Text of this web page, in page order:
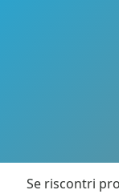
Se riscontri